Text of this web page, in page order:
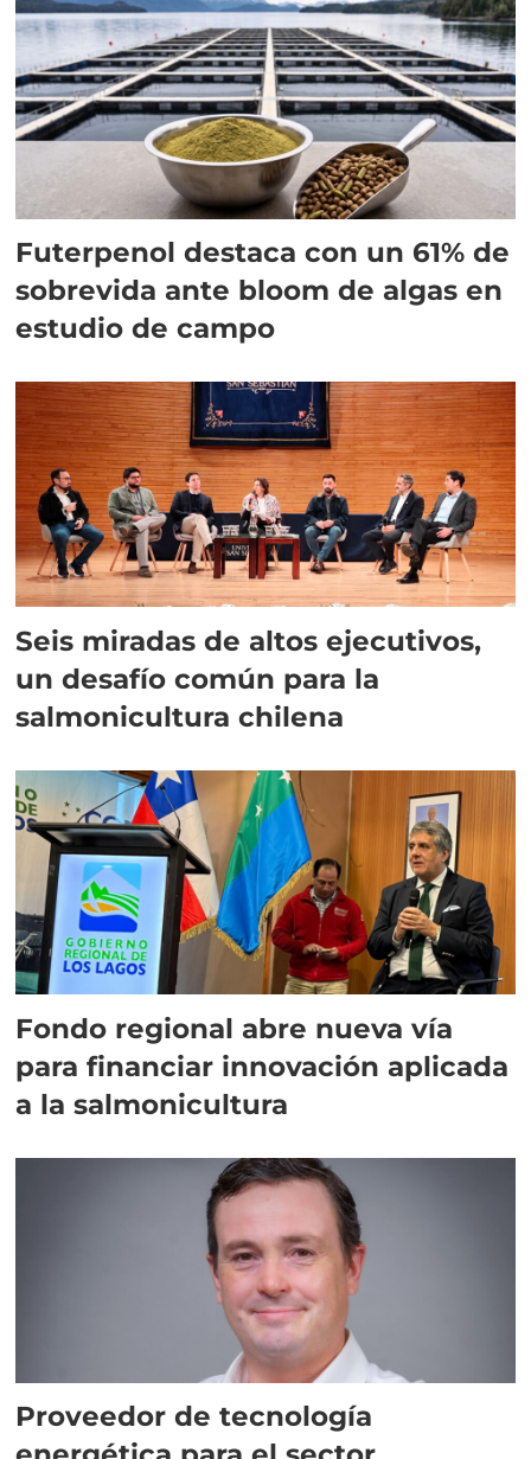
Futerpenol destaca con un 61% de
sobrevida ante bloom de algas en
estudio de campo
Seis miradas de altos ejecutivos,
un desafío común para la
salmonicultura chilena
Fondo regional abre nueva vía
para financiar innovación aplicada
a la salmonicultura
Proveedor de tecnología